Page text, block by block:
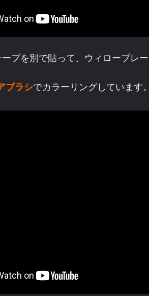
プを別で貼って、ウィローブレ
ブラシでカラーリングしています。